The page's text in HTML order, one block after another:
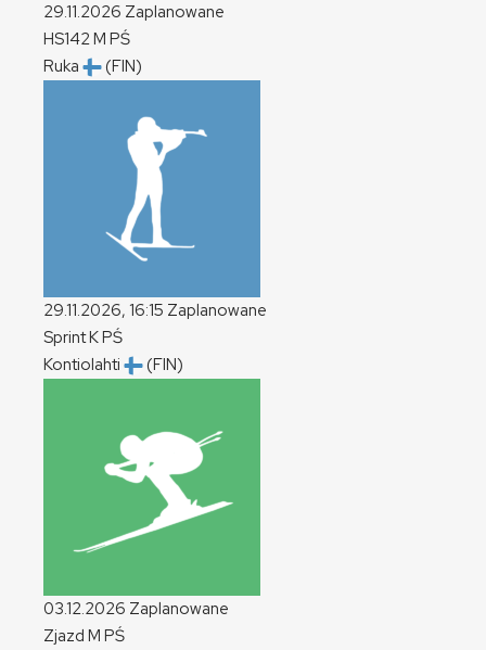
29.11.2026 Zaplanowane
HS142M PŚ
Ruka
(FIN)
29.11.2026, 16:15 Zaplanowane
SprintKPŚ
Kontiolahti
(FIN)
03.12.2026 Zaplanowane
Zjazd M PŚ